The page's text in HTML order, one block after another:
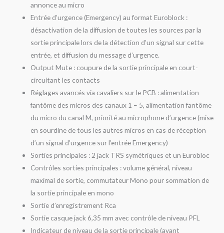
annonce au micro
Entrée d’urgence (Emergency) au format Euroblock :
désactivation de la diffusion de toutes les sources par la
sortie principale lors de la détection d’un signal sur cette
entrée, et diffusion du message d’urgence.
Output Mute : coupure de la sortie principale en court-
circuitant les contacts
Réglages avancés via cavaliers sur le PCB : alimentation
fantôme des micros des canaux 1 – 5, alimentation fantôme
du micro du canal M, priorité au microphone d’urgence (mise
en sourdine de tous les autres micros en cas de réception
d’un signal d’urgence sur l’entrée Emergency)
Sorties principales : 2 jack TRS symétriques et un Eurobloc
Contrôles sorties principales : volume général, niveau
maximal de sortie, commutateur Mono pour sommation de
la sortie principale en mono
Sortie d’enregistrement Rca
Sortie casque jack 6,35 mm avec contrôle de niveau PFL
Indicateur de niveau de la sortie principale (avant